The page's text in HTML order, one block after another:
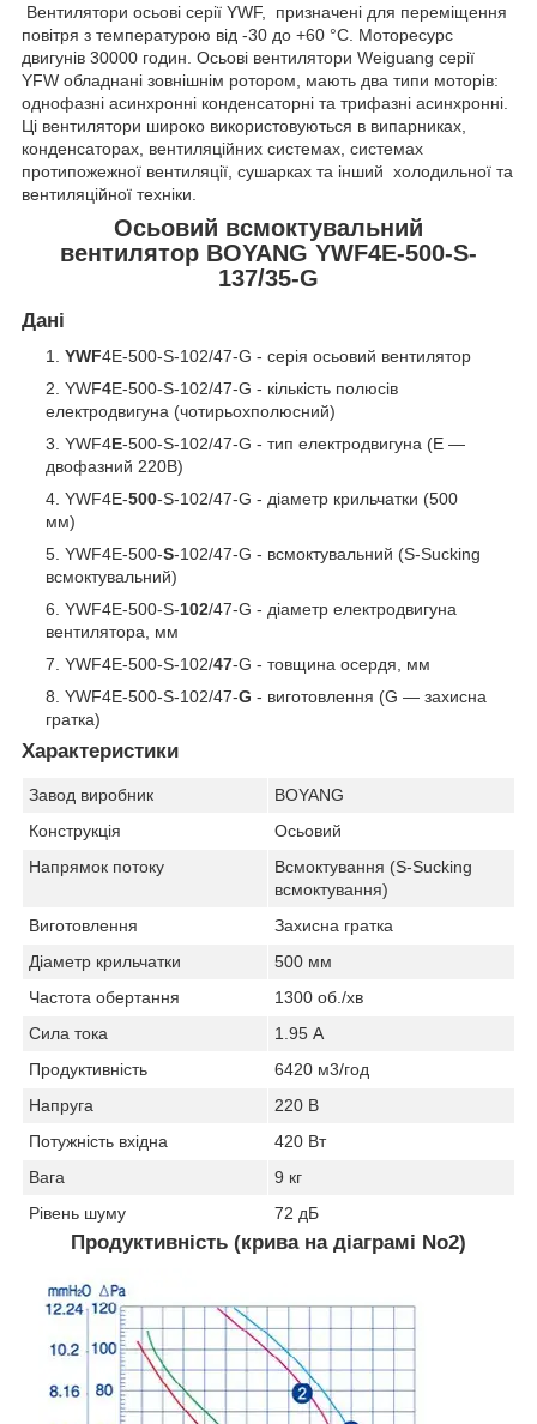
Вентилятори осьові серії YWF, призначені для переміщення
повітря з температурою від -30 до +60 °C. Моторесурс
двигунів 30000 годин. Осьові вентилятори Weiguang серії
YFW обладнані зовнішнім ротором, мають два типи моторів:
однофазні асинхронні конденсаторні та трифазні асинхронні.
Ці вентилятори широко використовуються в випарниках,
конденсаторах, вентиляційних системах, системах
протипожежної вентиляції, сушарках та інший холодильної та
вентиляційної техніки.
Осьовий всмоктувальний
вентилятор BOYANG YWF4E-500-S-
137/35-G
Дані
YWF4E-500-S-102/47-G - серія осьовий вентилятор
YWF4E-500-S-102/47-G - кількість полюсів
електродвигуна (чотирьохполюсний)
YWF4E-500-S-102/47-G - тип електродвигуна (E —
двофазний 220В)
YWF4E-500-S-102/47-G - діаметр крильчатки (500
мм)
YWF4E-500-S-102/47-G - всмоктувальний (S-Sucking
всмоктувальний)
YWF4E-500-S-102/47-G - діаметр електродвигуна
вентилятора, мм
YWF4E-500-S-102/47-G - товщина осердя, мм
YWF4E-500-S-102/47-G - виготовлення (G — захисна
гратка)
Характеристики
Завод виробник
BOYANG
Конструкція
Осьовий
Напрямок потоку
Всмоктування (S-Sucking
всмоктування)
Виготовлення
Захисна гратка
Діаметр крильчатки
500 мм
Частота обертання
1300 об./хв
Сила тока
1.95 А
Продуктивність
6420 м3/год
Напруга
220 В
Потужність вхідна
420 Вт
Вага
9 кг
Рівень шуму
72 дБ
Продуктивність (крива на діаграмі No2)